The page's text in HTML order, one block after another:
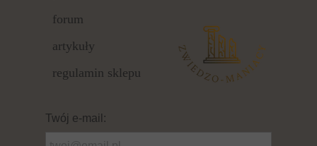
Twój e-mail:
forum
artykuły
regulamin sklepu